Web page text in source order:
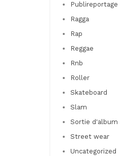
Publireportage
Ragga
Rap
Reggae
Rnb
Roller
Skateboard
Slam
Sortie d'album
Street wear
Uncategorized